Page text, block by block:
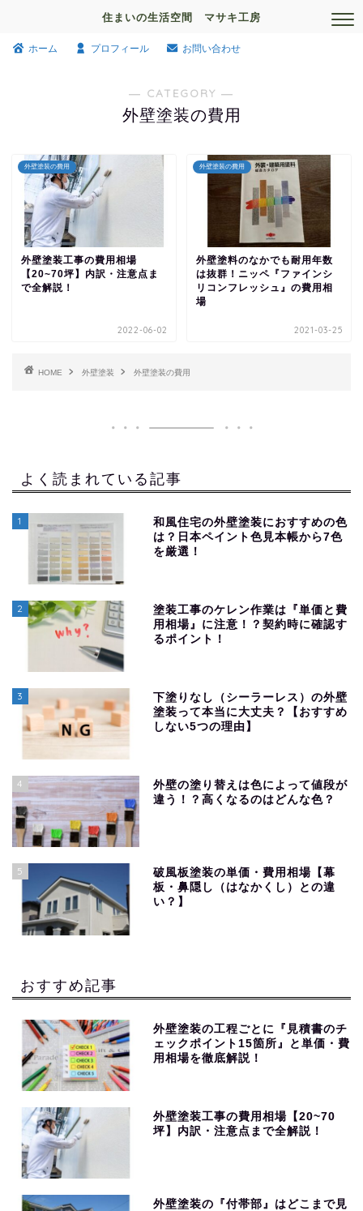
住まいの生活空間 マサキ工房
ホーム プロフィール お問い合わせ
― CATEGORY ―
外壁塗装の費用
外壁塗装の費用
外壁塗装工事の費用相場
【20~70坪】内訳・注意点ま
で全解説！
2022-06-02
外壁塗装の費用
外壁塗料のなかでも耐用年数
は抜群！ニッペ『ファインシ
リコンフレッシュ』の費用相
場
2021-03-25
HOME 外壁塗装 外壁塗装の費用
よく読まれている記事
1
和風住宅の外壁塗装におすすめの色
は？日本ペイント色見本帳から7色
を厳選！
2
塗装工事のケレン作業は『単価と費
用相場』に注意！？契約時に確認す
るポイント！
3
下塗りなし（シーラーレス）の外壁
塗装って本当に大丈夫？【おすすめ
しない5つの理由】
4
外壁の塗り替えは色によって値段が
違う！？高くなるのはどんな色？
5
破風板塗装の単価・費用相場【幕
板・鼻隠し（はなかくし）との違
い？】
おすすめ記事
外壁塗装の工程ごとに『見積書のチ
ェックポイント15箇所』と単価・費
用相場を徹底解説！
外壁塗装工事の費用相場【20~70
坪】内訳・注意点まで全解説！
外壁塗装の『付帯部』はどこまで見